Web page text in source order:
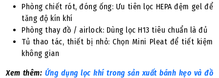
Phòng chiết rót, đóng ống: Ưu tiên lọc HEPA đệm gel để
tăng độ kín khí
Phòng thay đồ / airlock: Dùng lọc H13 tiêu chuẩn là đủ
Tủ thao tác, thiết bị nhỏ: Chọn Mini Pleat để tiết kiệm
không gian
Xem thêm: Ứng dụng lọc khí trong sản xuất bánh kẹo và đồ